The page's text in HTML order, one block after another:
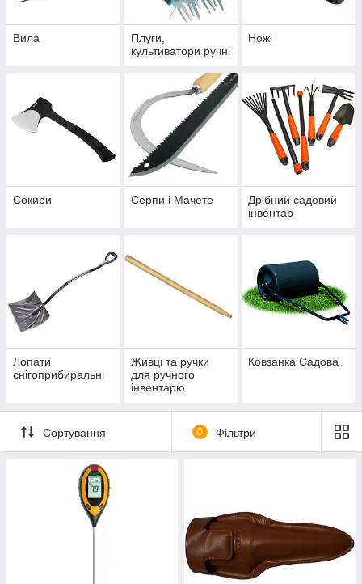
Вила
Плуги,
культиватори ручні
Ножі
Сокири Серпи і Мачете
Дрібний садовий
інвентар
Лопати
снігоприбиральні
Живці та ручки
для ручного
інвентарю
Ковзанка Садова
Сортування 0 Фільтри